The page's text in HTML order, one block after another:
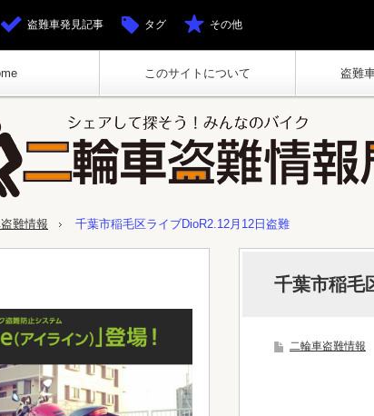
このサイトについて 盗難
盗難車発見記事 タグ その他
難情報 千葉市稲毛区ライブDioR2.12月12日盗難
千葉市稲毛
二輪車盗難情報